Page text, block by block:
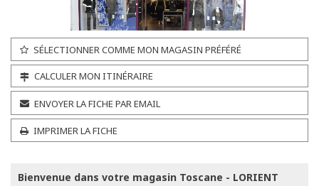
SÉLECTIONNER COMME MON MAGASIN PRÉFÉRÉ
CALCULER MON ITINÉRAIRE
ENVOYER LA FICHE PAR EMAIL
IMPRIMER LA FICHE
Bienvenue dans votre magasin Toscane - LORIENT